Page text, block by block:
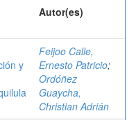
Autor(es)
y
Feijoo Calle,
Ernesto Patricio;
Ordóñez
Guaycha,
Christian Adrián